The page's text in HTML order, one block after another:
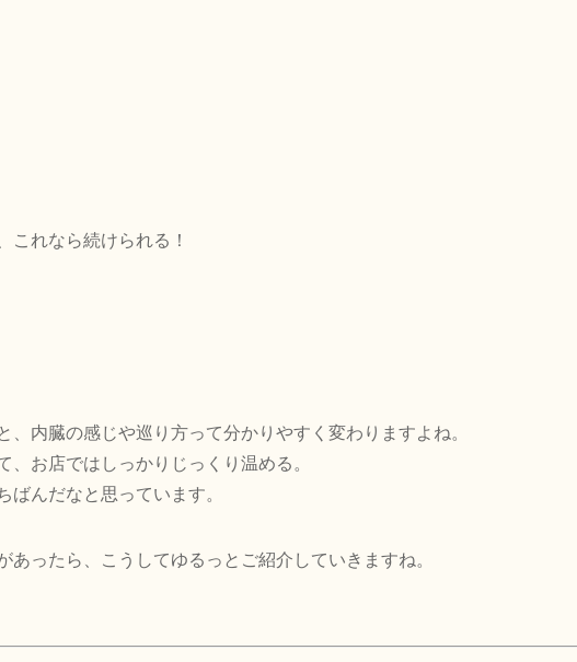
これなら続けられる！
、内臓の感じや巡り方って分かりやすく変わりますよね。
お店ではしっかりじっくり温める。
ばんだなと思っています。
あったら、こうしてゆるっとご紹介していきますね。